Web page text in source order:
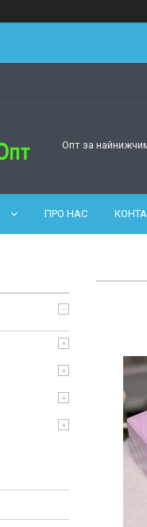
Опт за
ПРО НАС